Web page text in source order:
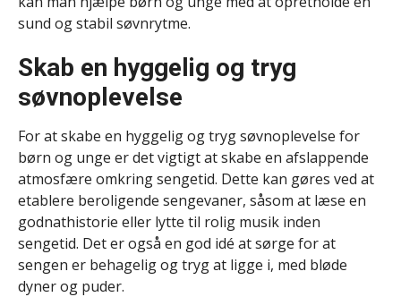
sund og stabil søvnrytme.
Skab en hyggelig og tryg
søvnoplevelse
For at skabe en hyggelig og tryg søvnoplevelse for
børn og unge er det vigtigt at skabe en afslappende
atmosfære omkring sengetid. Dette kan gøres ved at
etablere beroligende sengevaner, såsom at læse en
godnathistorie eller lytte til rolig musik inden
sengetid. Det er også en god idé at sørge for at
sengen er behagelig og tryg at ligge i, med bløde
dyner og puder.